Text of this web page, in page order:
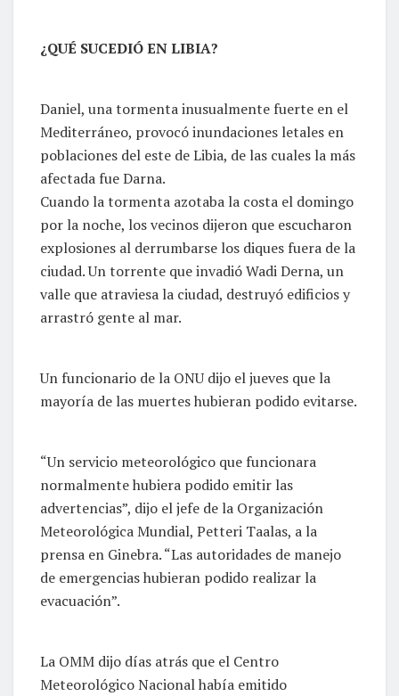
¿QUÉ SUCEDIÓ EN LIBIA?
Daniel, una tormenta inusualmente fuerte en el
Mediterráneo, provocó inundaciones letales en
poblaciones del este de Libia, de las cuales la más
afectada fue Darna.
Cuando la tormenta azotaba la costa el domingo
por la noche, los vecinos dijeron que escucharon
explosiones al derrumbarse los diques fuera de la
ciudad. Un torrente que invadió Wadi Derna, un
valle que atraviesa la ciudad, destruyó edificios y
arrastró gente al mar.
Un funcionario de la ONU dijo el jueves que la
mayoría de las muertes hubieran podido evitarse.
“Un servicio meteorológico que funcionara
normalmente hubiera podido emitir las
advertencias”, dijo el jefe de la Organización
Meteorológica Mundial, Petteri Taalas, a la
prensa en Ginebra. “Las autoridades de manejo
de emergencias hubieran podido realizar la
evacuación”.
La OMM dijo días atrás que el Centro
Meteorológico Nacional había emitido